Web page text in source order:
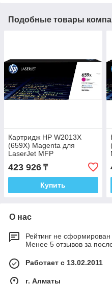
Подобные товары
Картридж HP W2013X
(659X) Magenta для
LaserJet MFP
M776z/M776dn/M856dn
423 926 ₸
Купить
О нас
Рейтинг не сформирован
Менее 5 отзывов за
Работает с 13.02.2011
г. Алматы